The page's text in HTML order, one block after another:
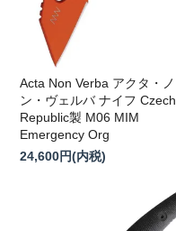
Acta Non Verba アクタ・ノ
ン・ヴェルバ ナイフ Czech
Republic製 M06 MIM
Emergency Org
24,600円(内税)